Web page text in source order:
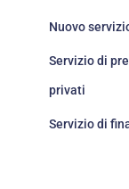
Nuovo
Servizio di
privati
Servizio di